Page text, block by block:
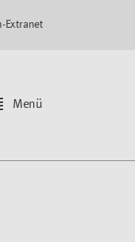
Extranet
Menü